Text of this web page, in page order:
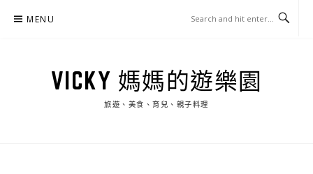
MENU
VICKY 媽媽的遊樂園
旅遊、美食、育兒、親子料理